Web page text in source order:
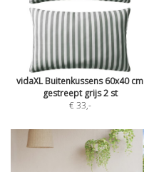
vidaXL Buitenkussens 60x40 cm
gestreept grijs 2 st
€ 33,-